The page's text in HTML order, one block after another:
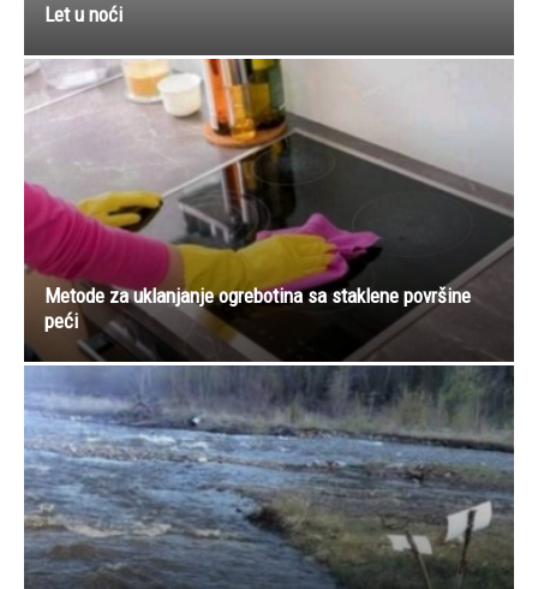
Let u noći
Metode za uklanjanje ogrebotina sa staklene površine
peći